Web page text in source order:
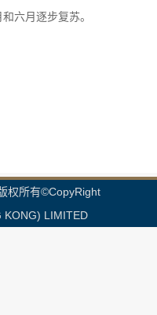
六月逐步复苏。
权所有©CopyRight
KONG) LIMITED